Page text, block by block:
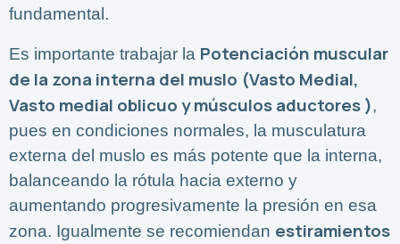
fundamental.
Es importante trabajar la Potenciación muscular
de la zona interna del muslo (Vasto Medial,
Vasto medial oblicuo y músculos aductores ),
pues en condiciones normales, la musculatura
externa del muslo es más potente que la interna,
balanceando la rótula hacia externo y
aumentando progresivamente la presión en esa
zona. Igualmente se recomiendan estiramientos